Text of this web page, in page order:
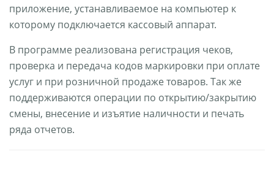
приложение, устанавливаемое на компьютер к
которому подключается кассовый аппарат.
В программе реализована регистрация чеков,
проверка и передача кодов маркировки при оплате
услуг и при розничной продаже товаров. Так же
поддерживаются операции по открытию/закрытию
смены, внесение и изъятие наличности и печать
ряда отчетов.